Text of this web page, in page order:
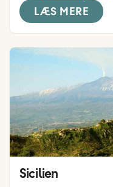
LÆS MERE
Sicilien